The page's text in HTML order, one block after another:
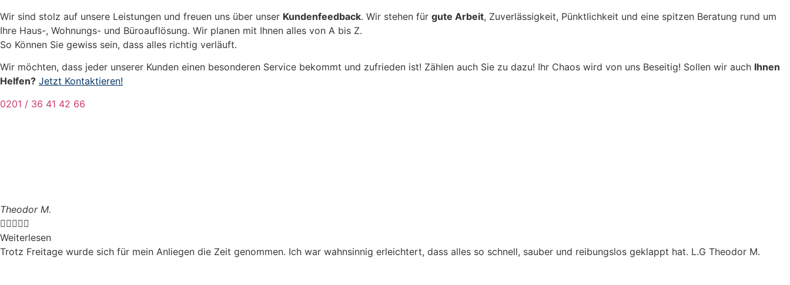
Wir sind stolz auf unsere Leistungen und freuen uns über unser Kundenfeedback. Wir stehen für gute Arbeit, Zuverlässigkeit, Pünktlichkeit und eine spitzen Beratung rund um
Ihre Haus-, Wohnungs- und Büroauflösung. Wir planen mit Ihnen alles von A bis Z.
So Können Sie gewiss sein, dass alles richtig verläuft.
Wir möchten, dass jeder unserer Kunden einen besonderen Service bekommt und zufrieden ist! Zählen auch Sie zu dazu! Ihr Chaos wird von uns Beseitig! Sollen wir auch Ihnen
Helfen? Jetzt Kontaktieren!
0201 / 36 41 42 66
Theodor M.

Weiterlesen
Trotz Freitage wurde sich für mein Anliegen die Zeit genommen. Ich war wahnsinnig erleichtert, dass alles so schnell, sauber und reibungslos geklappt hat. L.G Theodor M.